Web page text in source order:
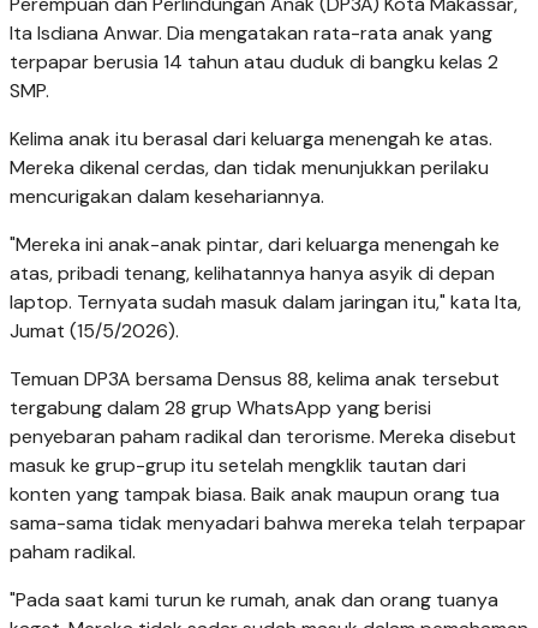
Ita Isdiana Anwar. Dia mengatakan rata-rata anak yang
terpapar berusia 14 tahun atau duduk di bangku kelas 2
SMP.
Kelima anak itu berasal dari keluarga menengah ke atas.
Mereka dikenal cerdas, dan tidak menunjukkan perilaku
mencurigakan dalam kesehariannya.
"Mereka ini anak-anak pintar, dari keluarga menengah ke
atas, pribadi tenang, kelihatannya hanya asyik di depan
laptop. Ternyata sudah masuk dalam jaringan itu," kata Ita,
Jumat (15/5/2026).
Temuan DP3A bersama Densus 88, kelima anak tersebut
tergabung dalam 28 grup WhatsApp yang berisi
penyebaran paham radikal dan terorisme. Mereka disebut
masuk ke grup-grup itu setelah mengklik tautan dari
konten yang tampak biasa. Baik anak maupun orang tua
sama-sama tidak menyadari bahwa mereka telah terpapar
paham radikal.
"Pada saat kami turun ke rumah, anak dan orang tuanya